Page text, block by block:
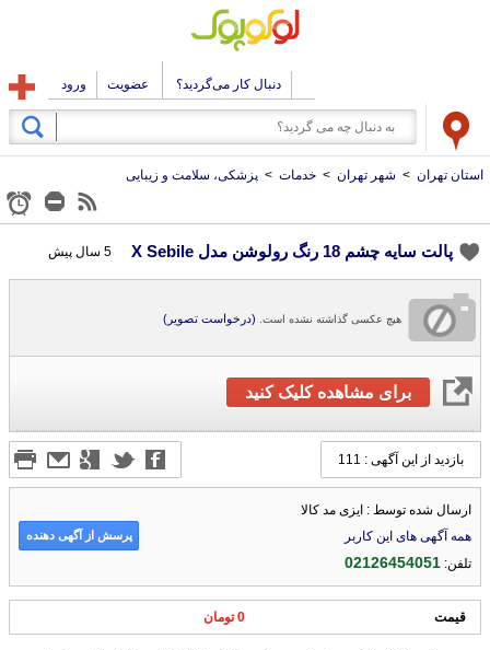
دنبال کار می‌گردید؟ عضویت ورود
استان تهران > شهر تهران > خدمات > پزشکی، سلامت و زیبایی
پالت سایه چشم 18 رنگ رولوشن مدل X Sebile 5 سال پیش
هیچ عکسی گذاشته نشده است. (درخواست تصویر)
برای مشاهده کلیک کنید
بازدید از این آگهی : 111
ارسال شده توسط : ایزی مد کالا
همه آگهی های این کاربر
تلفن:02126454051
پرسش از آگهی دهنده
قیمت 0 تومان